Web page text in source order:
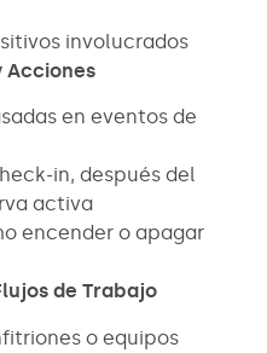
involucrados
Acciones
en eventos de
in, después del
activa
encender o apagar
de Trabajo
o equipos